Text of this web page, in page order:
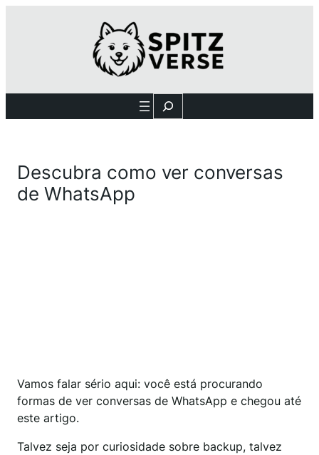
Search
Descubra como ver conversas
de WhatsApp
Vamos falar sério aqui: você está procurando
formas de ver conversas de WhatsApp e chegou até
este artigo.
Talvez seja por curiosidade sobre backup, talvez